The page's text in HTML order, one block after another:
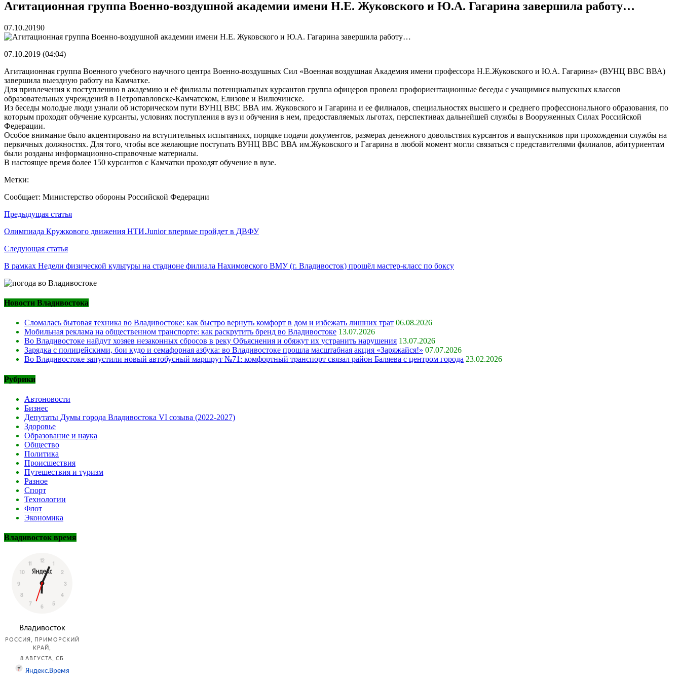
Бочин Сергей Витальевич15.03.2026
Ходнева Василиса Валентиновна 15.03.2026
Аксенов Александр Валентинович
Русинов Денис Александрович15.03.2026
Агитационная группа Военно-воздушной академии имени Н.Е. Жуковского и Ю.А. Гагарина завершила работу…
07.10.20190
07.10.2019 (04:04)
Агитационная группа Военного учебного научного центра Военно-воздушных Сил «Военная воздушная Академия имени профессора Н.Е.Жуковского и Ю.А. Гагарина» (ВУНЦ ВВС ВВА)
завершила выездную работу на Камчатке.
Для привлечения к поступлению в академию и её филиалы потенциальных курсантов группа офицеров провела профориентационные беседы с учащимися выпускных классов
образовательных учреждений в Петропавловске-Камчатском, Елизове и Вилючинске.
Из беседы молодые люди узнали об историческом пути ВУНЦ ВВС ВВА им. Жуковского и Гагарина и ее филиалов, специальностях высшего и среднего профессионального образования, по
которым проходят обучение курсанты, условиях поступления в вуз и обучения в нем, предоставляемых льготах, перспективах дальнейшей службы в Вооруженных Силах Российской
Федерации.
Особое внимание было акцентировано на вступительных испытаниях, порядке подачи документов, размерах денежного довольствия курсантов и выпускников при прохождении службы на
первичных должностях. Для того, чтобы все желающие поступать ВУНЦ ВВС ВВА им.Жуковского и Гагарина в любой момент могли связаться с представителями филиалов, абитуриентам
были розданы информационно-справочные материалы.
В настоящее время более 150 курсантов с Камчатки проходят обучение в вузе.
Метки:
Сообщает: Министерство обороны Российской Федерации
Навигация
по
записям
Предыдущая статья
Олимпиада Кружкового движения НТИ.Junior впервые пройдет в ДВФУ
Следующая статья
В рамках Недели физической культуры на стадионе филиала Нахимовского ВМУ (г. Владивосток) прошёл мастер-класс по боксу
Новости Владивостока
Сломалась бытовая техника во Владивостоке: как быстро вернуть комфорт в дом и избежать лишних трат 06.08.2026
Мобильная реклама на общественном транспорте: как раскрутить бренд во Владивостоке 13.07.2026
Во Владивостоке найдут хозяев незаконных сбросов в реку Объяснения и обяжут их устранить нарушения 13.07.2026
Зарядка с полицейскими, бои кудо и семафорная азбука: во Владивостоке прошла масштабная акция «Заряжайся!» 07.07.2026
Во Владивостоке запустили новый автобусный маршрут №71: комфортный транспорт связал район Баляева с центром города 23.02.2026
Рубрики
Автоновости
Бизнес
Депутаты Думы города Владивостока VI созыва (2022-2027)
Здоровье
Образование и наука
Общество
Политика
Происшествия
Путешествия и туризм
Разное
Спорт
Технологии
Флот
Экономика
Владивосток время